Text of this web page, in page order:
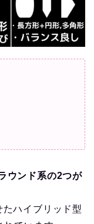
ウンド系の2つが
ハイブリッド型